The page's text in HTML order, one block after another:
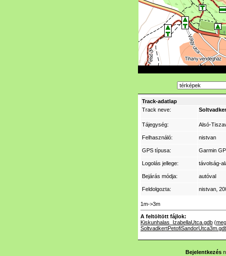
Track-adatlap
Track neve:
Tájegység: Alsó-
Felhasználó: nistvan
GPS típusa: Garmin
Logolás jellege: távolság-
Bejárás módja: autóval
Feldolgozta: nistvan ,
1m->3m
A feltöltött fájlok:
Kiskunhalas_IzabellaUtca.gdb (
Bejelentkezés